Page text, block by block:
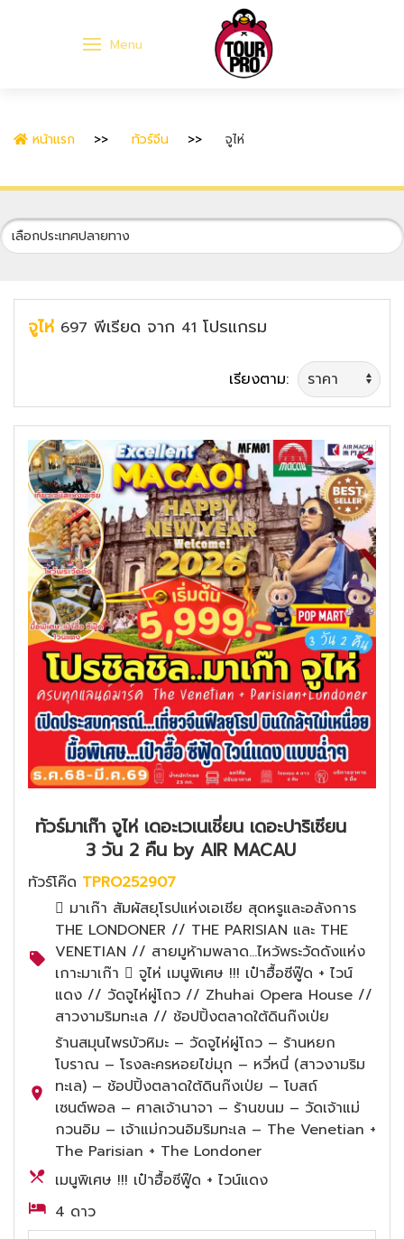
Menu
หน้าแรก ทัวร์จีน จูไห่
ค้นหาทัวร์
จูไห่ 697 พีเรียด จาก 41 โปรแกรม
เรียงตาม:
ทัวร์มาเก๊า จูไห่ เดอะเวเนเชี่ยน เดอะปาริเซียน
3 วัน 2 คืน by AIR MACAU
ทัวร์โค๊ด TPRO252907
 มาเก๊า สัมผัสยุโรปแห่งเอเชีย สุดหรูและอลังการ
THE LONDONER // THE PARISIAN และ THE
VENETIAN // สายมูห้ามพลาด...ไหว้พระวัดดังแห่ง
เกาะมาเก๊า  จูไห่ เมนูพิเศษ !!! เป๋าฮื้อซีฟู๊ด + ไวน์
แดง // วัดจูไห่ผู่โถว // Zhuhai Opera House //
สาวงามริมทะเล // ช้อปปิ้งตลาดใต้ดินก๊งเป่ย
ร้านสมุนไพรบัวหิมะ – วัดจูไห่ผู่โถว – ร้านหยก
โบราณ – โรงละครหอยไข่มุก – หวี่หนี่ (สาวงามริม
ทะเล) – ช้อปปิ้งตลาดใต้ดินก๊งเป่ย – โบสถ์
เซนต์พอล – ศาลเจ้านาจา – ร้านขนม – วัดเจ้าแม่
กวนอิม – เจ้าแม่กวนอิมริมทะเล – The Venetian +
The Parisian + The Londoner
เมนูพิเศษ !!! เป๋าฮื้อซีฟู๊ด + ไวน์แดง
4 ดาว